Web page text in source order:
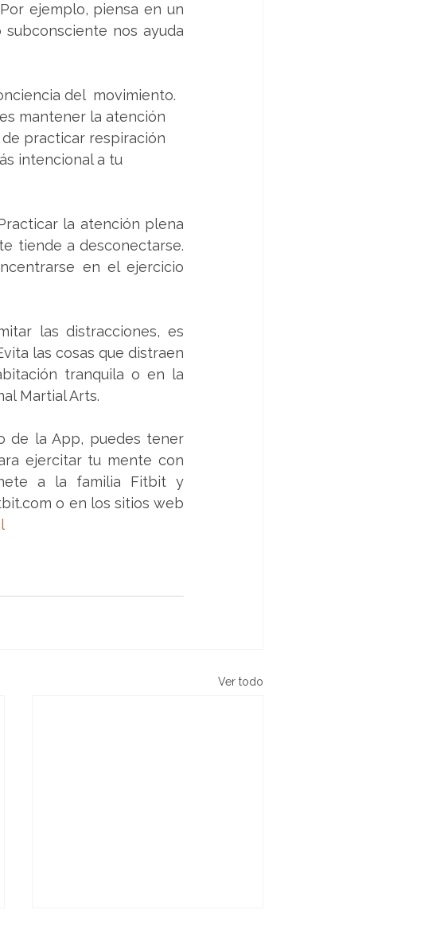
ejemplo, piensa en un
nos ayuda
del  movimiento.
mantener la atención
practicar respiración
intencional a tu
la atención plena
tiende a desconectarse.
en el ejercicio
las distracciones, es
las cosas que distraen
tranquila o en la
Martial Arts.
de la App, puedes tener
ejercitar tu mente con
a la familia Fitbit y
o en los sitios web
Ver todo